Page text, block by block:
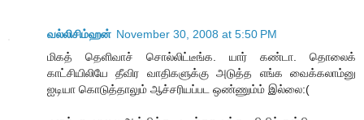
வல்லிசிம்ஹன் November 30, 2008 at 5:50 PM
மிகத் தெளிவாச் சொல்லிட்டீங்க. யார் கண்டா. தொலைக்
காட்சியிலியே தீவிர வாதிகளுக்கு அடுத்த எங்க வைக்கலாம்னு
ஐடியா கொடுத்தாலும் ஆச்சரியப்பட ஒண்ணும்ம் இல்லை:(